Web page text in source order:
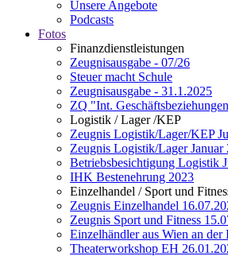
Unsere Angebote
Podcasts
Fotos
Finanzdienstleistungen
Zeugnisausgabe - 07/26
Steuer macht Schule
Zeugnisausgabe - 31.1.2025
ZQ "Int.
Logistik / Lager /KEP
Zeugnis Logistik/Lager/KEP
Zeugnis Logistik/Lager Januar
Betriebsbesichtigung Logistik
IHK Bestenehrung 2023
Einzelhandel / Sport und
Zeugnis Einzelhandel
Zeugnis Sport und Fitness
Einzelhändler aus Wien an
Theaterworkshop EH